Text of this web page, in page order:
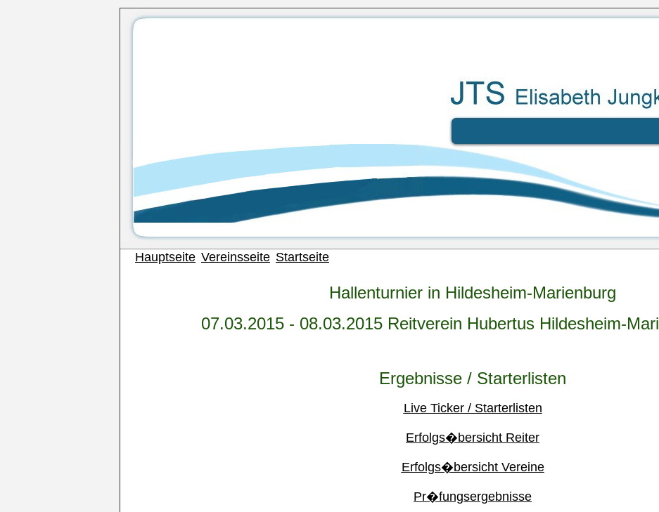
Hauptseite Vereinsseite Startseite
Hallenturnier in Hildesheim-Marienburg
07.03.2015 - 08.03.2015 Reitverein Hubertus Hildesheim-
Ergebnisse / Starterlisten
Live Ticker / Starterlisten
Erfolgs�bersicht Reiter
Erfolgs�bersicht Vereine
Pr�fungsergebnisse